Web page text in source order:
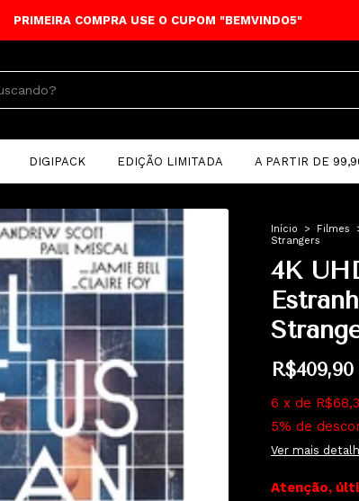
PRIMEIRA COMPRA USE O CUPOM "BEMVINDO5"
DIGIPACK EDIÇÃO LIMITADA A PARTIR DE
Início > Filmes
Strangers
4K
R$409,90
6 x de
5% de
Ver mais
Atenção,